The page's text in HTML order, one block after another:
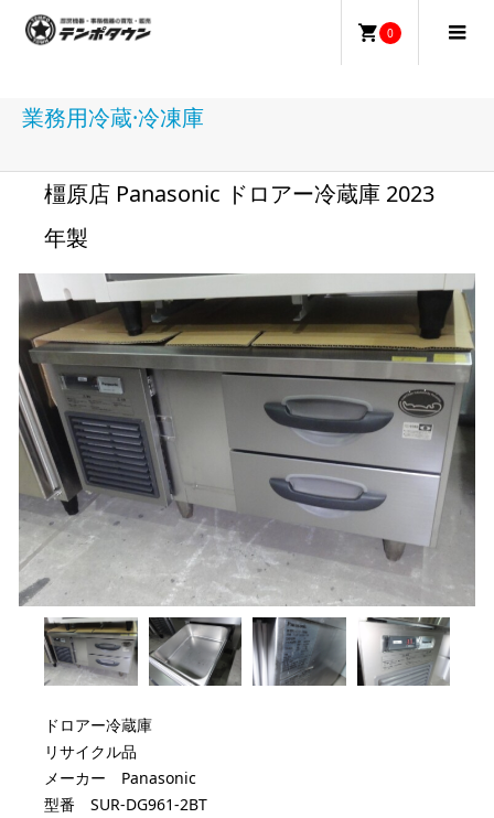
0
業務用冷蔵·冷凍庫
橿原店 Panasonic ドロアー冷蔵庫 2023
年製
ドロアー冷蔵庫
リサイクル品
メーカー Panasonic
型番 SUR-DG961-2BT